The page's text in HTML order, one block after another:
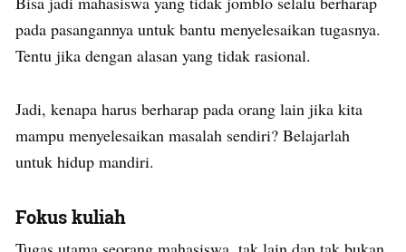
pada pasangannya untuk bantu menyelesaikan tugasnya.
Tentu jika dengan alasan yang tidak rasional.
Jadi, kenapa harus berharap pada orang lain jika kita
mampu menyelesaikan masalah sendiri? Belajarlah
untuk hidup mandiri.
Fokus kuliah